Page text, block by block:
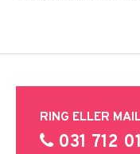
RING ELLER
031 712